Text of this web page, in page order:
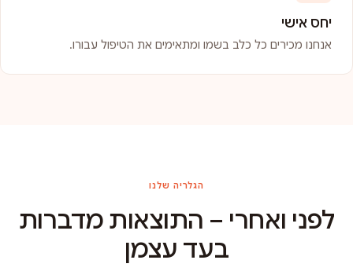
יחס אישי
אנחנו מכירים כל כלב בשמו ומתאימים את הטיפול עבורו.
הגלריה שלנו
לפני ואחרי – התוצאות מדברות
בעד עצמן